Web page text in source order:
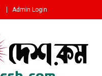
Admin Login